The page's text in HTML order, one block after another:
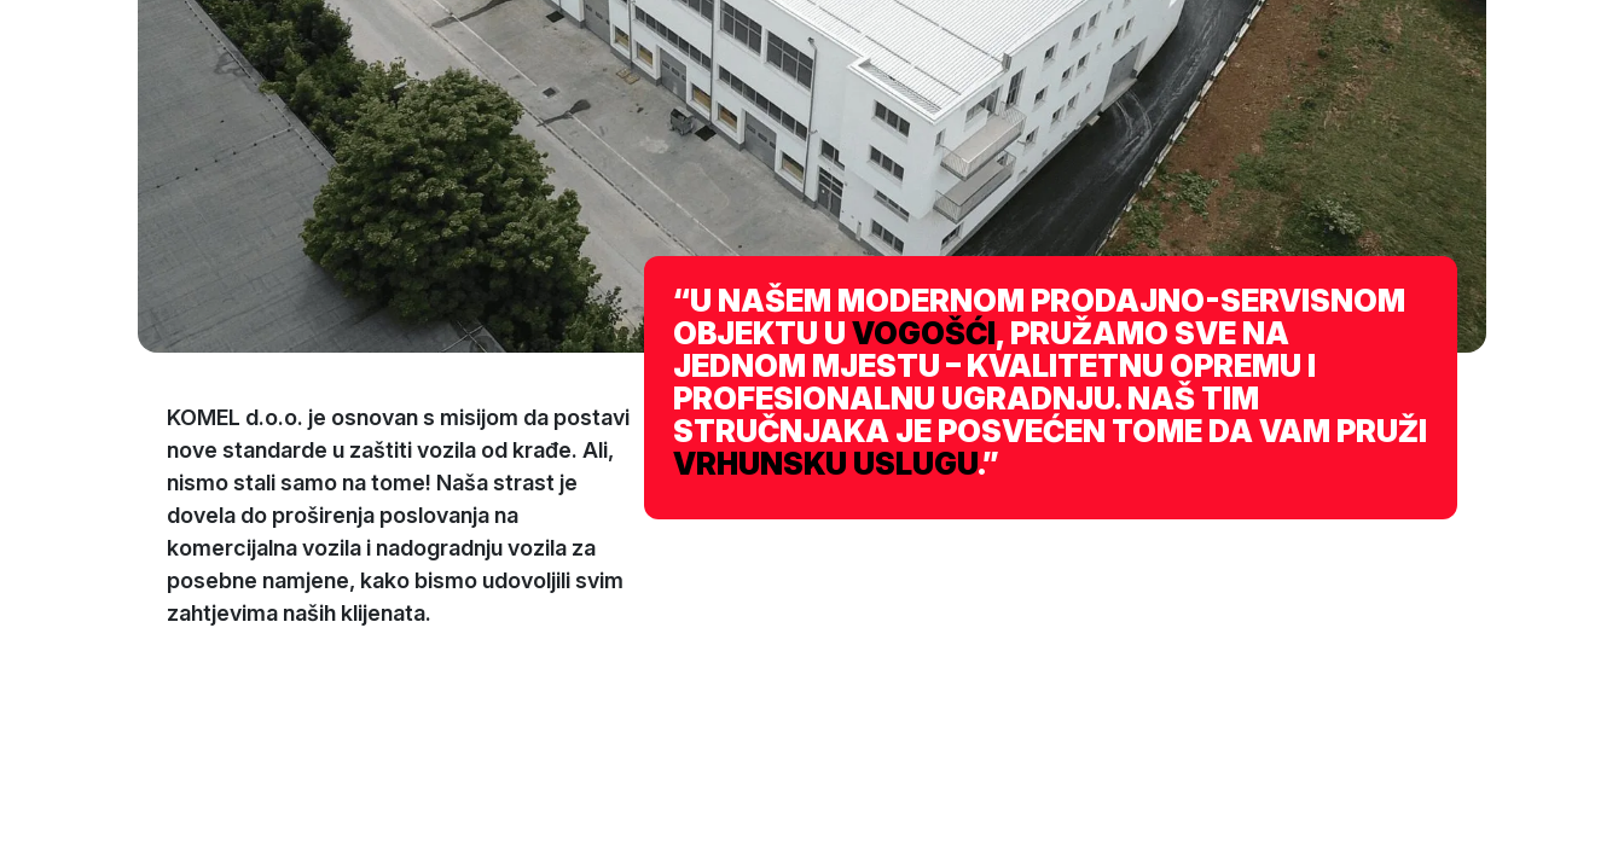
KOMEL d.o.o. je osnovan s misijom da postavi
nove standarde u zaštiti vozila od krađe. Ali,
nismo stali samo na tome! Naša strast je
dovela do proširenja poslovanja na
komercijalna vozila i nadogradnju vozila za
posebne namjene, kako bismo udovoljili svim
zahtjevima naših klijenata.
“U NAŠEM MODERNOM PRODAJNO-SERVISNOM
OBJEKTU UVOGOŠĆI, PRUŽAMO SVE NA
JEDNOM MJESTU – KVALITETNU OPREMU I
PROFESIONALNU UGRADNJU. NAŠ TIM
STRUČNJAKA JE POSVEĆEN TOME DA VAM PRUŽI
VRHUNSKU USLUGU.”